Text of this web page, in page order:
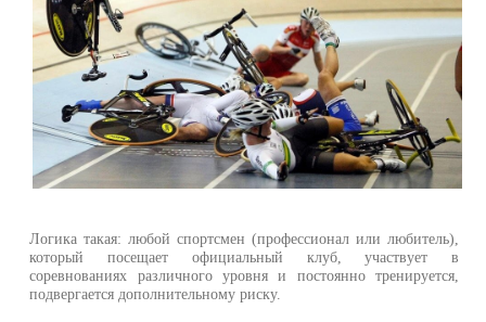
Логика такая: любой спортсмен (профессионал или любитель),
который посещает официальный клуб, участвует в
соревнованиях различного уровня и постоянно тренируется,
подвергается дополнительному риску.